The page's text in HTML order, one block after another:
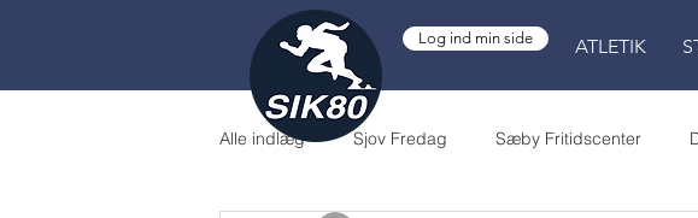
ATLETIK
Log ind min side
Alle indlæg Sjov Fredag Sæby Fritidscenter